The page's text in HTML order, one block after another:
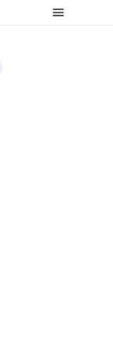
Comparer les mutuelles